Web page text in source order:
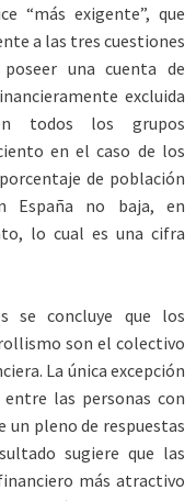
“más exigente”, que
a las tres cuestiones
una cuenta de
excluida
todos los grupos
en el caso de los
de población
España no baja, en
lo cual es una cifra
se concluye que los
son el colectivo
La única excepción
las personas con
un pleno de respuestas
sugiere que las
más atractivo